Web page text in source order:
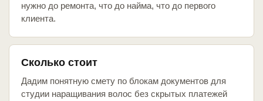
нужно до ремонта, что до найма, что до первого
клиента.
Сколько стоит
Дадим понятную смету по блокам документов для
студии наращивания волос без скрытых платежей